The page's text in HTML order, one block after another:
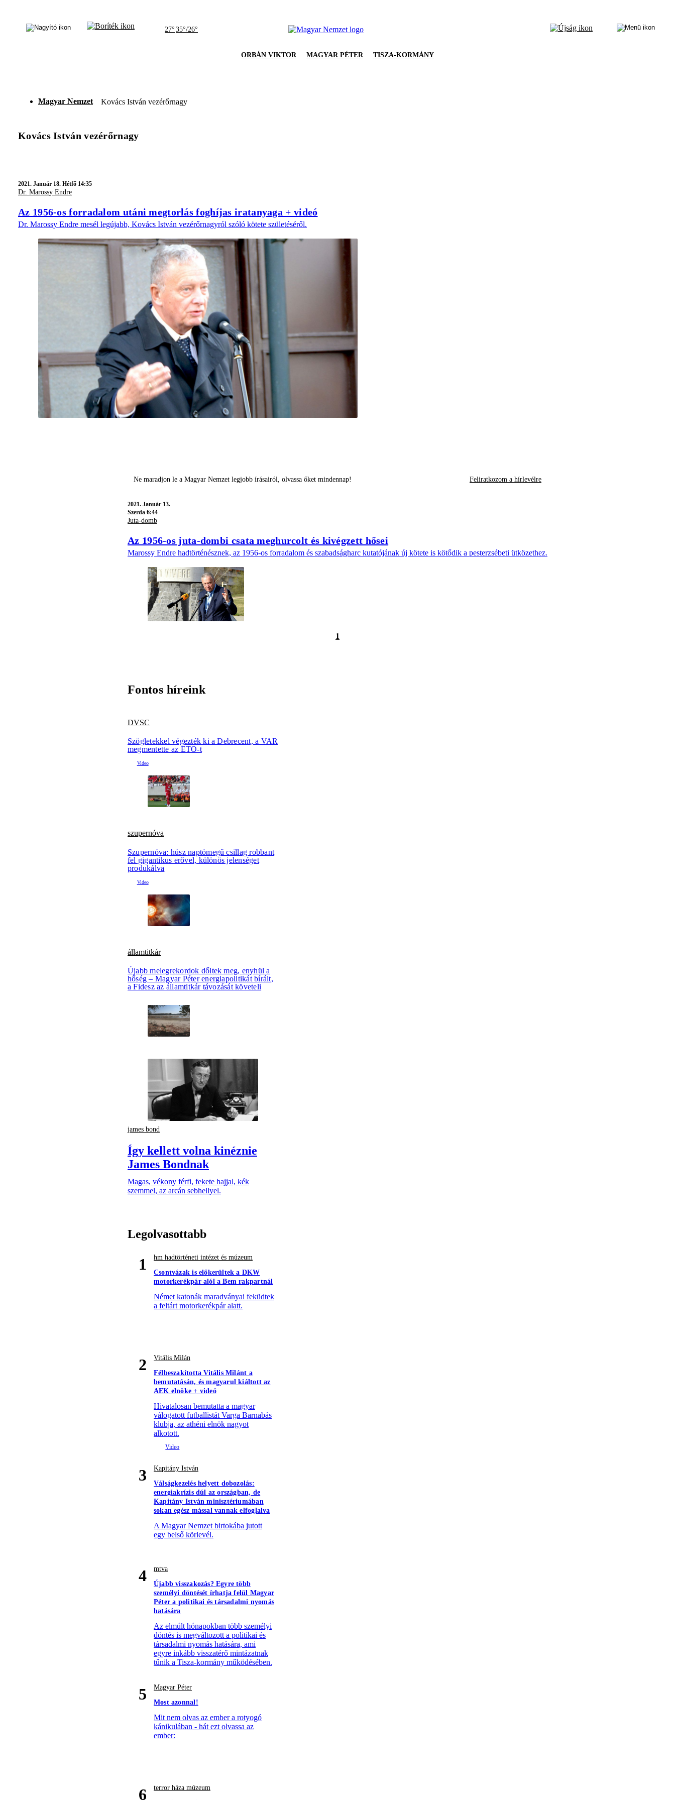
27° 35°/26°
ORBÁN VIKTOR MAGYAR PÉTER TISZA-KORMÁNY
Magyar Nemzet Kovács István vezérőrnagy
Kovács István vezérőrnagy
2021. Január 18. Hétfő 14:35
Dr. Marossy Endre
Az 1956-os forradalom utáni megtorlás foghíjas iratanyaga + videó
Dr. Marossy Endre mesél legújabb, Kovács István vezérőrnagyról szóló kötete születéséről.
Ne maradjon le a Magyar Nemzet legjobb írásairól, olvassa őket mindennap! Feliratkozom a hírlevélre
2021. Január 13.
Szerda 6:44
Juta-domb
Az 1956-os juta-dombi csata meghurcolt és kivégzett hősei
Marossy Endre hadtörténésznek, az 1956-os forradalom és szabadságharc kutatójának új kötete is kötődik a pesterzsébeti ütközethez.
1
Fontos híreink
DVSC
Szögletekkel végezték ki a Debrecent, a VAR
megmentette az ETO-t
szupernóva
Szupernóva: húsz naptömegű csillag robbant
fel gigantikus erővel, különös jelenséget
produkálva
államtitkár
Újabb melegrekordok dőltek meg, enyhül a
hőség – Magyar Péter energiapolitikát bírált,
a Fidesz az államtitkár távozását követeli
james bond
Így kellett volna kinéznie
James Bondnak
Magas, vékony férfi, fekete hajjal, kék
szemmel, az arcán sebhellyel.
Legolvasottabb
1
hm hadtörténeti intézet és múzeum
Csontvázak is előkerültek a DKW
motorkerékpár alól a Bem rakpartnál
Német katonák maradványai feküdtek
a feltárt motorkerékpár alatt.
2
Vitális Milán
Félbeszakította Vitális Milánt a
bemutatásán, és magyarul kiáltott az
AEK elnöke + videó
Hivatalosan bemutatta a magyar
válogatott futballistát Varga Barnabás
klubja, az athéni elnök nagyot
alkotott.
3
Kapitány István
Válságkezelés helyett dobozolás:
energiakrízis dúl az országban, de
Kapitány István minisztériumában
sokan egész mással vannak elfoglalva
A Magyar Nemzet birtokába jutott
egy belső körlevél.
4
mtva
Újabb visszakozás? Egyre több
személyi döntését írhatja felül Magyar
Péter a politikai és társadalmi nyomás
hatására
Az elmúlt hónapokban több személyi
döntés is megváltozott a politikai és
társadalmi nyomás hatására, ami
egyre inkább visszatérő mintázatnak
tűnik a Tisza-kormány működésében.
5
Magyar Péter
Most azonnal!
Mit nem olvas az ember a rotyogó
kánikulában - hát ezt olvassa az
ember:
6
terror háza múzeum